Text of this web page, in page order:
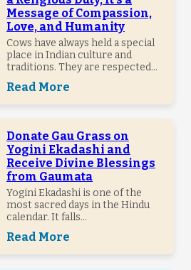
Message of Compassion,
Love, and Humanity
Cows have always held a special
place in Indian culture and
traditions. They are respected...
Read More
Donate Gau Grass on
Yogini Ekadashi and
Receive Divine Blessings
from Gaumata
Yogini Ekadashi is one of the
most sacred days in the Hindu
calendar. It falls...
Read More